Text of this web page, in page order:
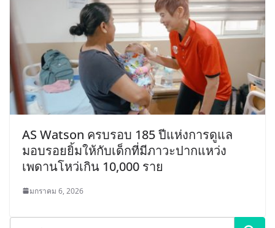
AS Watson ครบรอบ 185 ปีแห่งการดูแล
มอบรอยยิ้มให้กับเด็กที่มีภาวะปากแหว่ง
เพดานโหว่เกิน 10,000 ราย
มกราคม 6, 2026